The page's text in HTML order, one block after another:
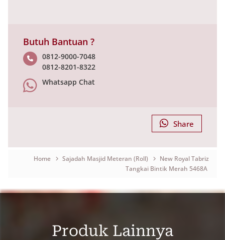
Butuh Bantuan ?
0812-9000-7048
0812-8201-8322
Whatsapp Chat
Share
Home Sajadah Masjid Meteran (Roll)
New Royal Tabriz
Tangkai Bintik Merah 5468A
Produk Lainnya